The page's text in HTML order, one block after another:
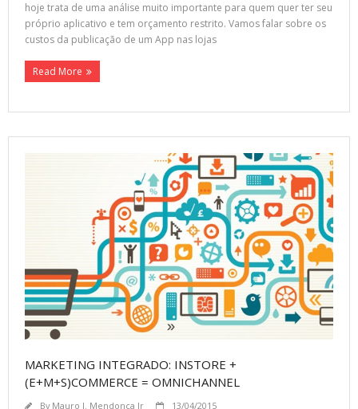
hoje trata de uma análise muito importante para quem quer ter seu
próprio aplicativo e tem orçamento restrito. Vamos falar sobre os
custos da publicação de um App nas lojas
Read More
MARKETING INTEGRADO: INSTORE +
(E+M+S)COMMERCE = OMNICHANNEL
By Mauro J. Mendonça Jr 13/04/2015